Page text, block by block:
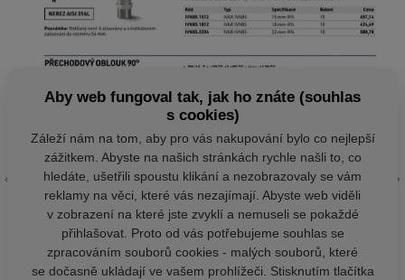
Aby web fungoval tak, jak ho znáte (souhlas
s cookies)
Záleží nám na tom, aby pro vás nakupování bylo co nejlepší
zážitkem. Abyste na našich stránkách rychle našli to, co
hledáte, ušetřili spoustu klikání a nezobrazovaly se vám
reklamy na věci, které vás nezajímají. Abyste web viděli
v zobrazení na které jste zvyklí a nemuseli se pokaždé
přihlašovat. Proto od vás potřebujeme souhlas se
zpracováním souborů cookies - malých souborů, které
se dočasně ukládají ve vašem prohlížeči. Stisknutím tlačítka